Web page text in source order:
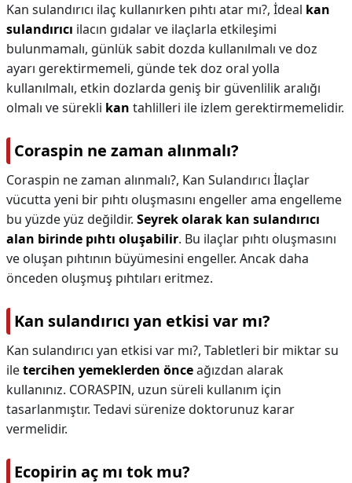
Kan sulandırıcı ilaç kullanırken pıhtı atar mı?, İdeal kan
sulandırıcı ilacın gıdalar ve ilaçlarla etkileşimi
bulunmamalı, günlük sabit dozda kullanılmalı ve doz
ayarı gerektirmemeli, günde tek doz oral yolla
kullanılmalı, etkin dozlarda geniş bir güvenlilik aralığı
olmalı ve sürekli kan tahlilleri ile izlem gerektirmemelidir.
Coraspin ne zaman alınmalı?
Coraspin ne zaman alınmalı?, Kan Sulandırıcı İlaçlar
vücutta yeni bir pıhtı oluşmasını engeller ama engelleme
bu yüzde yüz değildir. Seyrek olarak kan sulandırıcı
alan birinde pıhtı oluşabilir. Bu ilaçlar pıhtı oluşmasını
ve oluşan pıhtının büyümesini engeller. Ancak daha
önceden oluşmuş pıhtıları eritmez.
Kan sulandırıcı yan etkisi var mı?
Kan sulandırıcı yan etkisi var mı?, Tabletleri bir miktar su
iletercihen yemeklerden önceağızdan alarak
kullanınız. CORASPIN, uzun süreli kullanım için
tasarlanmıştır. Tedavi sürenize doktorunuz karar
vermelidir.
Ecopirin aç mı tok mu?